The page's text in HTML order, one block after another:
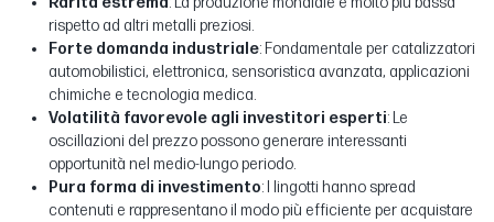
rispetto ad altri metalli preziosi.
Forte domanda industriale: Fondamentale per catalizzatori
automobilistici, elettronica, sensoristica avanzata, applicazioni
chimiche e tecnologia medica.
Volatilità favorevole agli investitori esperti: Le
oscillazioni del prezzo possono generare interessanti
opportunità nel medio-lungo periodo.
Pura forma di investimento: I lingotti hanno spread
contenuti e rappresentano il modo più efficiente per acquistare